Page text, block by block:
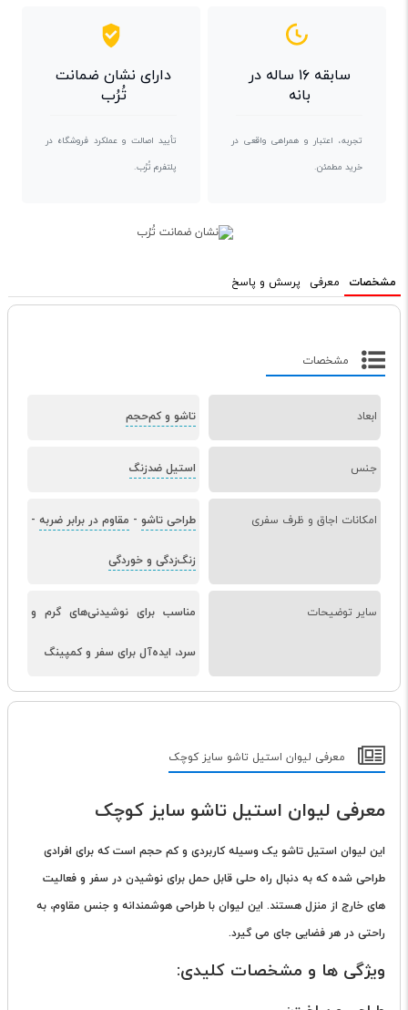
سابقه ۱۶ ساله در
بانه
تجربه، اعتبار و همراهی واقعی در
خرید مطمئن.
دارای نشان ضمانت
تُرُب
تأیید اصالت و عملکرد فروشگاه در
پلتفرم تُرُب.
مشخصات معرفی پرسش و پاسخ
مشخصات
ابعاد تاشو و کم‌حجم
جنس استیل ضدزنگ
امکانات اجاق و ظرف سفری طراحی تاشو - مقاوم در برابر ضربه -
زنگ‌زدگی و خوردگی
سایر توضیحات مناسب برای نوشیدنی‌های گرم و
سرد، ایده‌آل برای سفر و کمپینگ
معرفی لیوان استیل تاشو سایز کوچک
معرفی لیوان استیل تاشو سایز کوچک
این لیوان استیل تاشو یک وسیله کاربردی و کم حجم است که برای افرادی
طراحی شده که به دنبال راه حلی قابل حمل برای نوشیدن در سفر و فعالیت
های خارج از منزل هستند. این لیوان با طراحی هوشمندانه و جنس مقاوم، به
راحتی در هر فضایی جای می گیرد.
ویژگی ها و مشخصات کلیدی: